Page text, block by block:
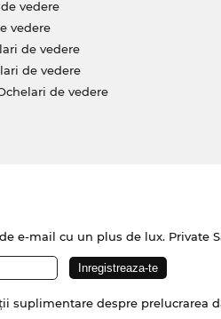
vedere
vedere
de vedere
de vedere
de vedere
e-mail cu un plus de lux. Private
suplimentare despre prelucrarea